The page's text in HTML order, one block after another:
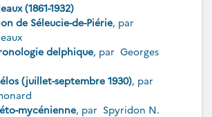
(1861-1932)
de Séleucie-de-Piérie, par
delphique, par Georges
(juillet-septembre 1930), par
mycénienne, par Spyridon N.